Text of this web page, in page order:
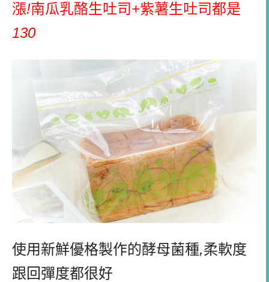
漲!南瓜乳酪生吐司+紫薯生吐司都是
130
使用新鮮優格製作的酵母菌種,柔軟度
跟回彈度都很好